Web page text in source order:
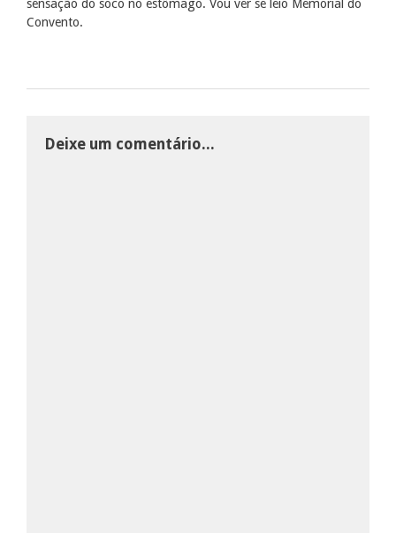
sensação do soco no estômago. Vou ver se leio Memorial do
Convento.
Deixe um comentário...